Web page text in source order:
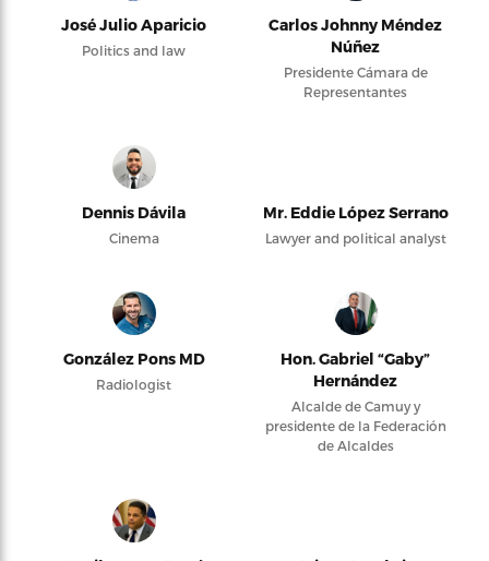
José Julio Aparicio
Politics and law
Carlos Johnny Méndez
Núñez
Presidente Cámara de
Representantes
Dennis Dávila
Cinema
Mr. Eddie López Serrano
Lawyer and political analyst
González Pons MD
Radiologist
Hon. Gabriel “Gaby”
Hernández
Alcalde de Camuy y
presidente de la Federación
de Alcaldes